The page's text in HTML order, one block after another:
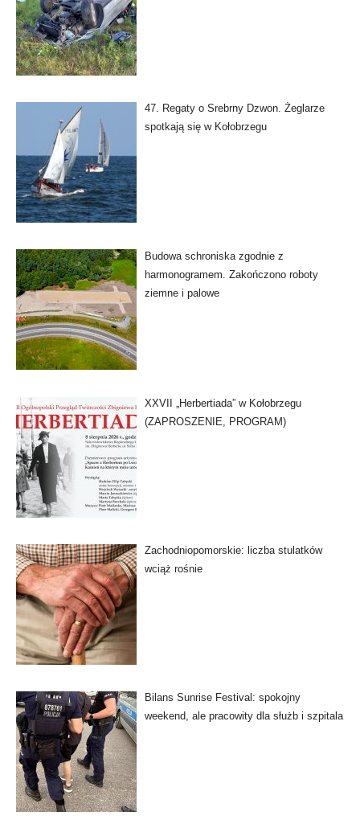
47. Regaty o Srebrny Dzwon. Żeglarze
spotkają się w Kołobrzegu
Budowa schroniska zgodnie z
harmonogramem. Zakończono roboty
ziemne i palowe
XXVII „Herbertiada” w Kołobrzegu
(ZAPROSZENIE, PROGRAM)
Zachodniopomorskie: liczba stulatków
wciąż rośnie
Bilans Sunrise Festival: spokojny
weekend, ale pracowity dla służb i szpitala